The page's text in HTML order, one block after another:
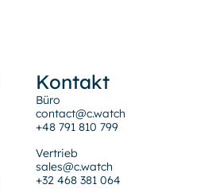
Kontakt
Büro
contact@c.watch
+48 791 810 799
Vertrieb
sales@c.watch
+32 468 381 064